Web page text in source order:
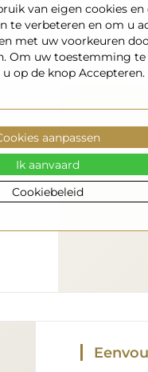
van eigen cookies en
te verbeteren en om u
met uw voorkeuren
Om uw toestemming
op de knop Accepteren.
Cookiebeleid
aanpassen
Ik aanvaard